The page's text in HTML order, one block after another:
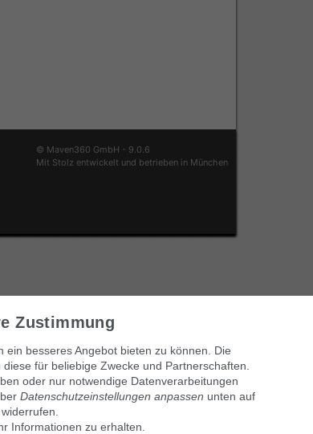
© Maven360 GmbH - 9.0.6
Mit Stolz entwickelt und betrieben in München
Zustimmung
besseres Angebot bieten zu können. Die
für beliebige Zwecke und Partnerschaften.
oder nur notwendige Datenverarbeitungen
Datenschutzeinstellungen anpassen unten auf
Informationen zu erhalten.